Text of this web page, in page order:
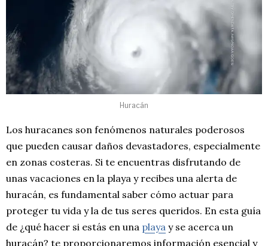
Huracán
Los huracanes son fenómenos naturales poderosos
que pueden causar daños devastadores, especialmente
en zonas costeras. Si te encuentras disfrutando de
unas vacaciones en la playa y recibes una alerta de
huracán, es fundamental saber cómo actuar para
proteger tu vida y la de tus seres queridos. En esta guía
de ¿qué hacer si estás en una playa y se acerca un
huracán? te proporcionaremos información esencial y